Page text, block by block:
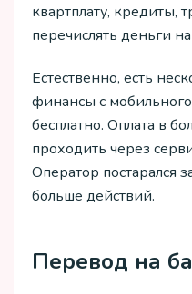
квартплату, кредиты,
перечислять деньги
Естественно, есть
финансы с
бесплатно. Оплата в
проходить через
Оператор постарался
больше действий.
Перевод на